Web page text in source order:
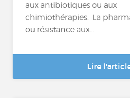
aux antibiotiques ou aux
chimiothérapies. La
ou résistance aux...
Lire